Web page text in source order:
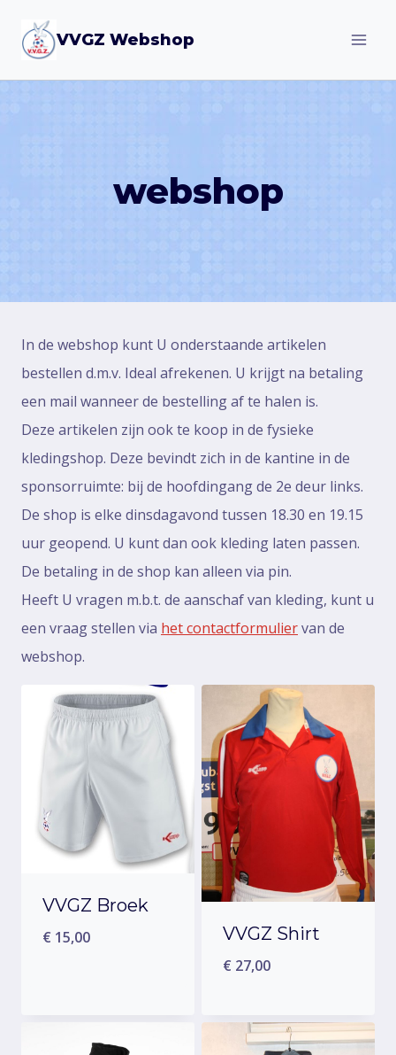
naar
VVGZ Webshop
webshop
In de webshop kunt U onderstaande artikelen
bestellen d.m.v. Ideal afrekenen. U krijgt na betaling
een mail wanneer de bestelling af te halen is.
Deze artikelen zijn ook te koop in de fysieke
kledingshop. Deze bevindt zich in de kantine in de
sponsorruimte: bij de hoofdingang de 2e deur links.
De shop is elke dinsdagavond tussen 18.30 en 19.15
uur geopend. U kunt dan ook kleding laten passen.
De betaling in de shop kan alleen via pin.
Heeft U vragen m.b.t. de aanschaf van kleding, kunt u
een vraag stellen via het contactformuliervan de
webshop.
VVGZ Broek
€ 15,00 VVGZ Shirt
€ 27,00